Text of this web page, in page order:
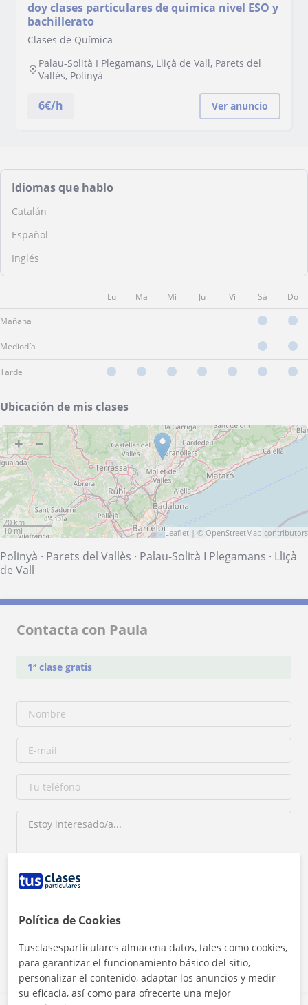
doy clases particulares de quimica nivel ESO y
bachillerato
Clases de Química
Palau-Solità I Plegamans, Lliçà de Vall, Parets del
Vallès, Polinyà
6€/h Ver anuncio
Idiomas que hablo
Catalán
Español
Inglés
Lu Ma Mi Ju Vi Sá Do
Mañana
Mediodía
Tarde
Ubicación de mis clases
+ −
20 km
10 mi
Leaflet | © OpenStreetMap contributors
Polinyà · Parets del Vallès · Palau-Solità I Plegamans · Lliçà
de Vall
Contacta con Paula
1ª clase gratis
Política de Cookies
Tusclasesparticulares almacena datos, tales como cookies,
para garantizar el funcionamiento básico del sitio,
personalizar el contenido, adaptar los anuncios y medir
su eficacia, así como para ofrecerte una mejor